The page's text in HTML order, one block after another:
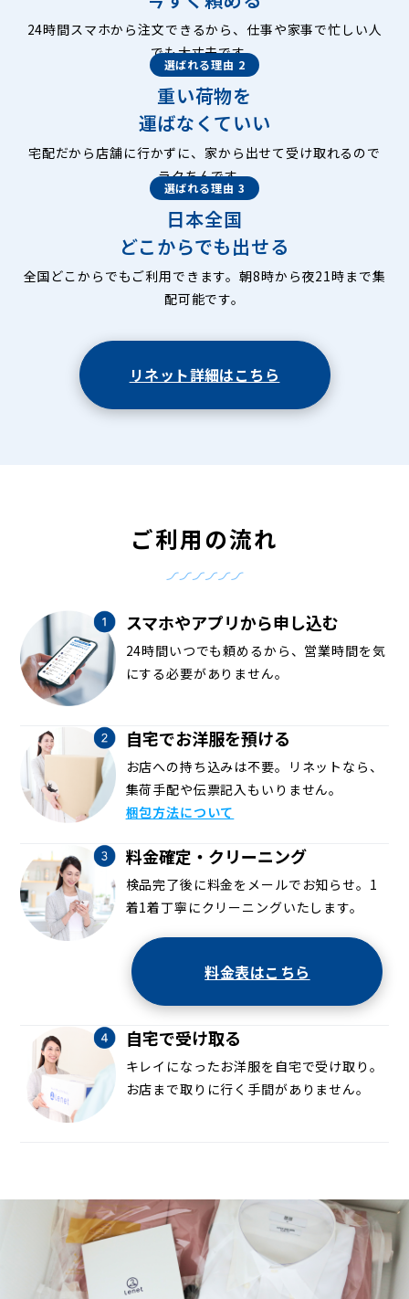
24時間スマホから注文できるから、仕事や家事で忙しい人
でも大丈夫です。
選ばれる理由 2
重い荷物を
運ばなくていい
宅配だから店舗に行かずに、家から出せて受け取れるので
ラクちんです。
選ばれる理由 3
日本全国
どこからでも出せる
全国どこからでもご利用できます。朝8時から夜21時まで集
配可能です。
リネット詳細はこちら
ご利用の流れ
スマホやアプリから申し込む
24時間いつでも頼めるから、営業時間を気
にする必要がありません。
自宅でお洋服を預ける
お店への持ち込みは不要。リネットなら、
集荷手配や伝票記入もいりません。
梱包方法について
料金確定・クリーニング
検品完了後に料金をメールでお知らせ。1
着1着丁寧にクリーニングいたします。
料金表はこちら
自宅で受け取る
キレイになったお洋服を自宅で受け取り。
お店まで取りに行く手間がありません。